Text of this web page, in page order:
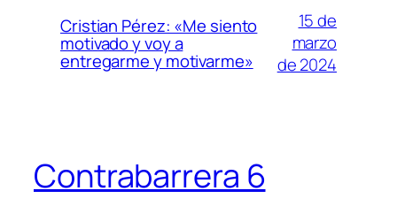
Cristian Pérez: «Me siento
motivado y voy a
entregarme y motivarme»
15 de
marzo
de 2024
Contrabarrera 6